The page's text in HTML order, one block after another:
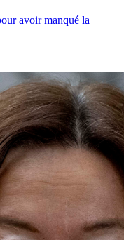
avoir manqué la